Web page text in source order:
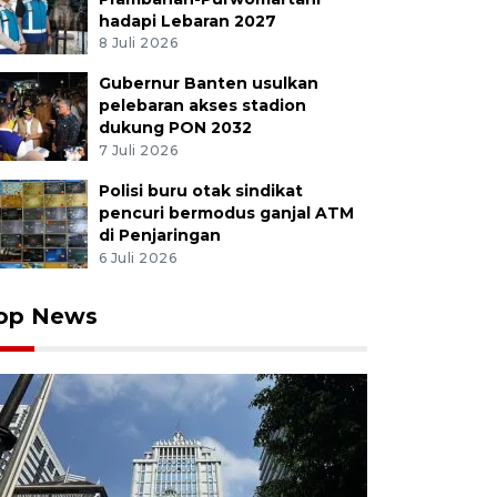
hadapi Lebaran 2027
8 Juli 2026
Gubernur Banten usulkan
pelebaran akses stadion
dukung PON 2032
7 Juli 2026
Polisi buru otak sindikat
pencuri bermodus ganjal ATM
di Penjaringan
6 Juli 2026
News